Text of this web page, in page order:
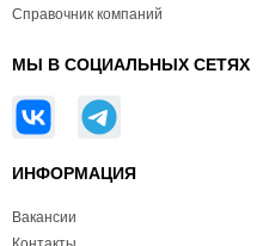
Справочник компаний
МЫ В СОЦИАЛЬНЫХ СЕТЯХ
ИНФОРМАЦИЯ
Вакансии